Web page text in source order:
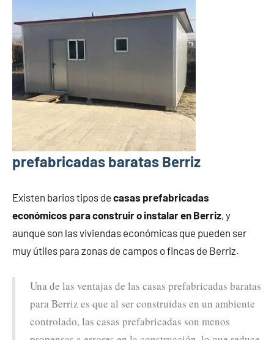
prefabricadas baratas Berriz
Existen barios tipos de casas prefabricadas
económicos para construir o instalar en Berriz, y
aunque son las viviendas económicas que pueden ser
muy útiles para zonas de campos o fincas de Berriz.
Una de las ventajas de las casas prefabricadas baratas
para Berriz es que al ser construidas en un ambiente
controlado, las casas prefabricadas son menos